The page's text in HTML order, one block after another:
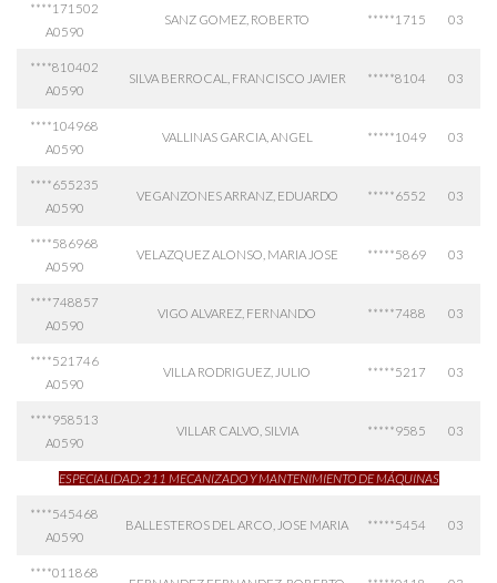
****171502
A0590
SANZ GOMEZ, ROBERTO *****1715 03
****810402
A0590
SILVA BERROCAL, FRANCISCO JAVIER *****8104 03
****104968
A0590
VALLINAS GARCIA, ANGEL *****1049 03
****655235
A0590
VEGANZONES ARRANZ, EDUARDO *****6552 03
****586968
A0590
VELAZQUEZ ALONSO, MARIA JOSE *****5869 03
****748857
A0590
VIGO ALVAREZ, FERNANDO *****7488 03
****521746
A0590
VILLA RODRIGUEZ, JULIO *****5217 03
****958513
A0590
VILLAR CALVO, SILVIA *****9585 03
ESPECIALIDAD: 211 MECANIZADO Y MANTENIMIENTO DE MÁQUINAS
****545468
A0590
BALLESTEROS DEL ARCO, JOSE MARIA *****5454 03
****011868